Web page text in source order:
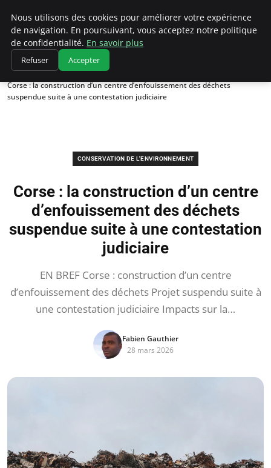
Climatedebtagents
Accueil
Conservation de l'environnement
Corse : la construction d’un centre d’enfouissement des déchets
suspendue suite à une contestation judiciaire
CONSERVATION DE L'ENVIRONNEMENT
Corse : la construction d’un centre
d’enfouissement des déchets
suspendue suite à une contestation
judiciaire
EN BREF Corse : construction d’un centre
d’enfouissement des déchets Projet suspendu suite à
une contestation judiciaire Impacts sur la…
Fabien Gauthier
28 mars 2026
Nous utilisons des cookies pour améliorer votre expérience
de navigation. En poursuivant, vous acceptez notre politique
de confidentialité. En savoir plus
Refuser Accepter